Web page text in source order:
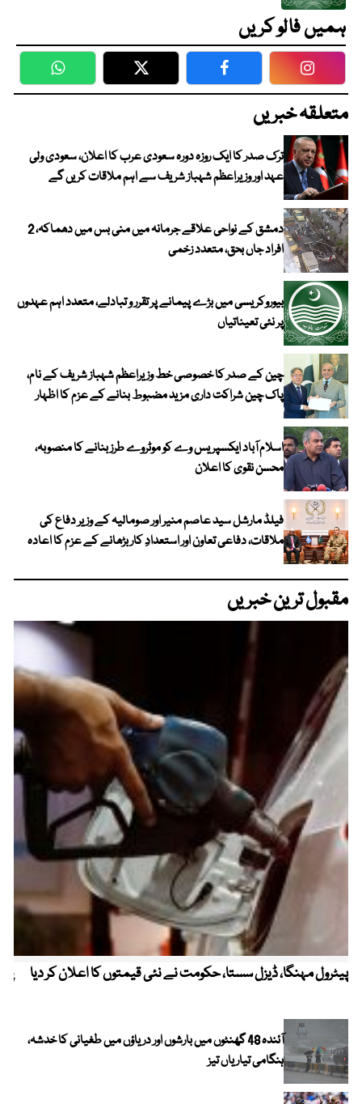
ہمیں فالو کریں
WhatsApp Twitter Facebook
متعلقہ خبریں
ترک صدر کا ایک روزہ دورہ سعودی عرب کا اعلان، سعودی ولی
عہد اور وزیراعظم شہباز شریف سے اہم ملاقات کریں گے
دمشق کے نواحی علاقے جرمانہ میں منی بس میں دھماکہ، 2
افراد جاں بحق، متعدد زخمی
بیوروکریسی میں بڑے پیمانے پر تقرر و تبادلے، متعدد اہم عہدوں
پر نئی تعیناتیاں
چین کے صدر کا خصوصی خط وزیراعظم شہباز شریف کے نام،
پاک چین شراکت داری مزید مضبوط بنانے کے عزم کا اظہار
اسلام آباد ایکسپریس وے کو موٹروے طرز بنانے کا منصوبہ،
محسن نقوی کا اعلان
فیلڈ مارشل سید عاصم منیر اور صومالیہ کے وزیر دفاع کی
ملاقات، دفاعی تعاون اور استعدادِ کار بڑھانے کے عزم کا اعادہ
مقبول ترین خبریں
پیٹرول مہنگا، ڈیزل سستا، حکومت نے نئی قیمتوں کا اعلان کر دیا
آئندہ 48 گھنٹوں میں بارشوں اور دریاؤں میں طغیانی کا خدشہ،
ہنگامی تیاریاں تیز